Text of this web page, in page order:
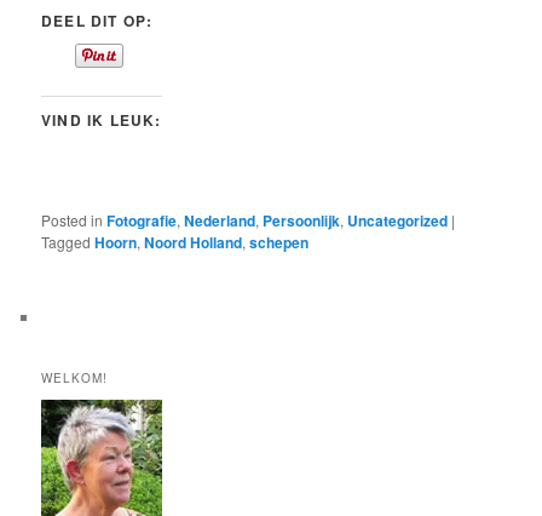
DEEL DIT OP:
VIND IK LEUK:
Posted in Fotografie,Nederland, Persoonlijk, Uncategorized |
Tagged Hoorn,Noord Holland,schepen
WELKOM!